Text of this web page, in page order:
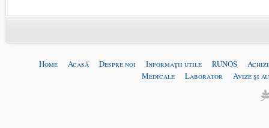
Home Acasă Despre noi Informaţii utile RUNOS
Medicale
Laborator Avize și